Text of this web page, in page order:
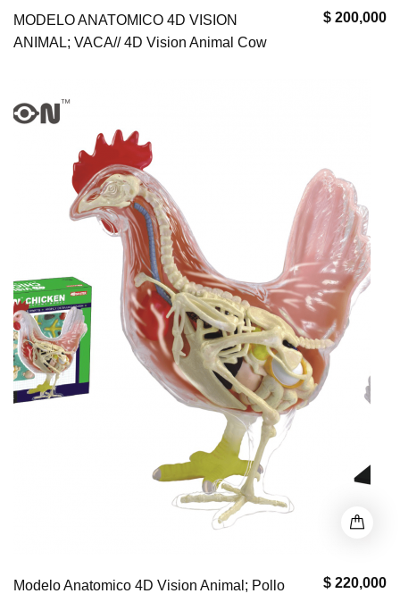
$ 200,000
MODELO ANATOMICO 4D VISION
ANIMAL; VACA// 4D Vision Animal Cow
$ 220,000
Modelo Anatomico 4D Vision Animal; Pollo